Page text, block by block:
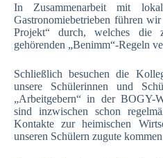
In Zusammenarbeit mit
Gastronomiebetrieben führen
Projekt“ durch, welches die
gehörenden „Benimm“-Regeln
Schließlich besuchen die
unsere Schülerinnen und
„Arbeitgebern“ in der BOGY-
sind inzwischen schon
Kontakte zur heimischen
unseren Schülern zugute